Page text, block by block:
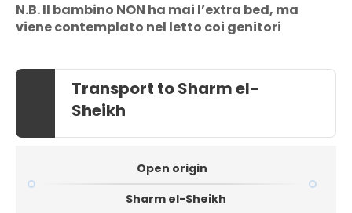
N.B. Il bambino NON ha mai l’extra bed, ma
viene contemplato nel letto coi genitori
Transport to Sharm el-
Sheikh
Open origin
Sharm el-Sheikh